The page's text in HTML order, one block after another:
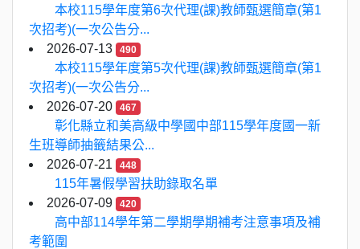
本校115學年度第6次代理(課)教師甄選簡章(第1
次招考)(一次公告分...
2026-07-13
490
本校115學年度第5次代理(課)教師甄選簡章(第1
次招考)(一次公告分...
2026-07-20
467
彰化縣立和美高級中學國中部115學年度國一新
生班導師抽籤結果公...
2026-07-21
448
115年暑假學習扶助錄取名單
2026-07-09
420
高中部114學年第二學期學期補考注意事項及補
考範圍